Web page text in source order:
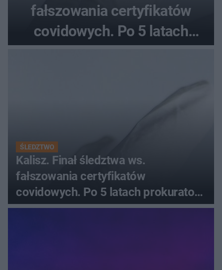
fałszowania certyfikatów
covidowych. Po 5 latach
ŚLEDZTWO
Kalisz. Finał śledztwa ws.
fałszowania certyfikatów
covidowych. Po 5 latach prokurator
zamyka sprawę